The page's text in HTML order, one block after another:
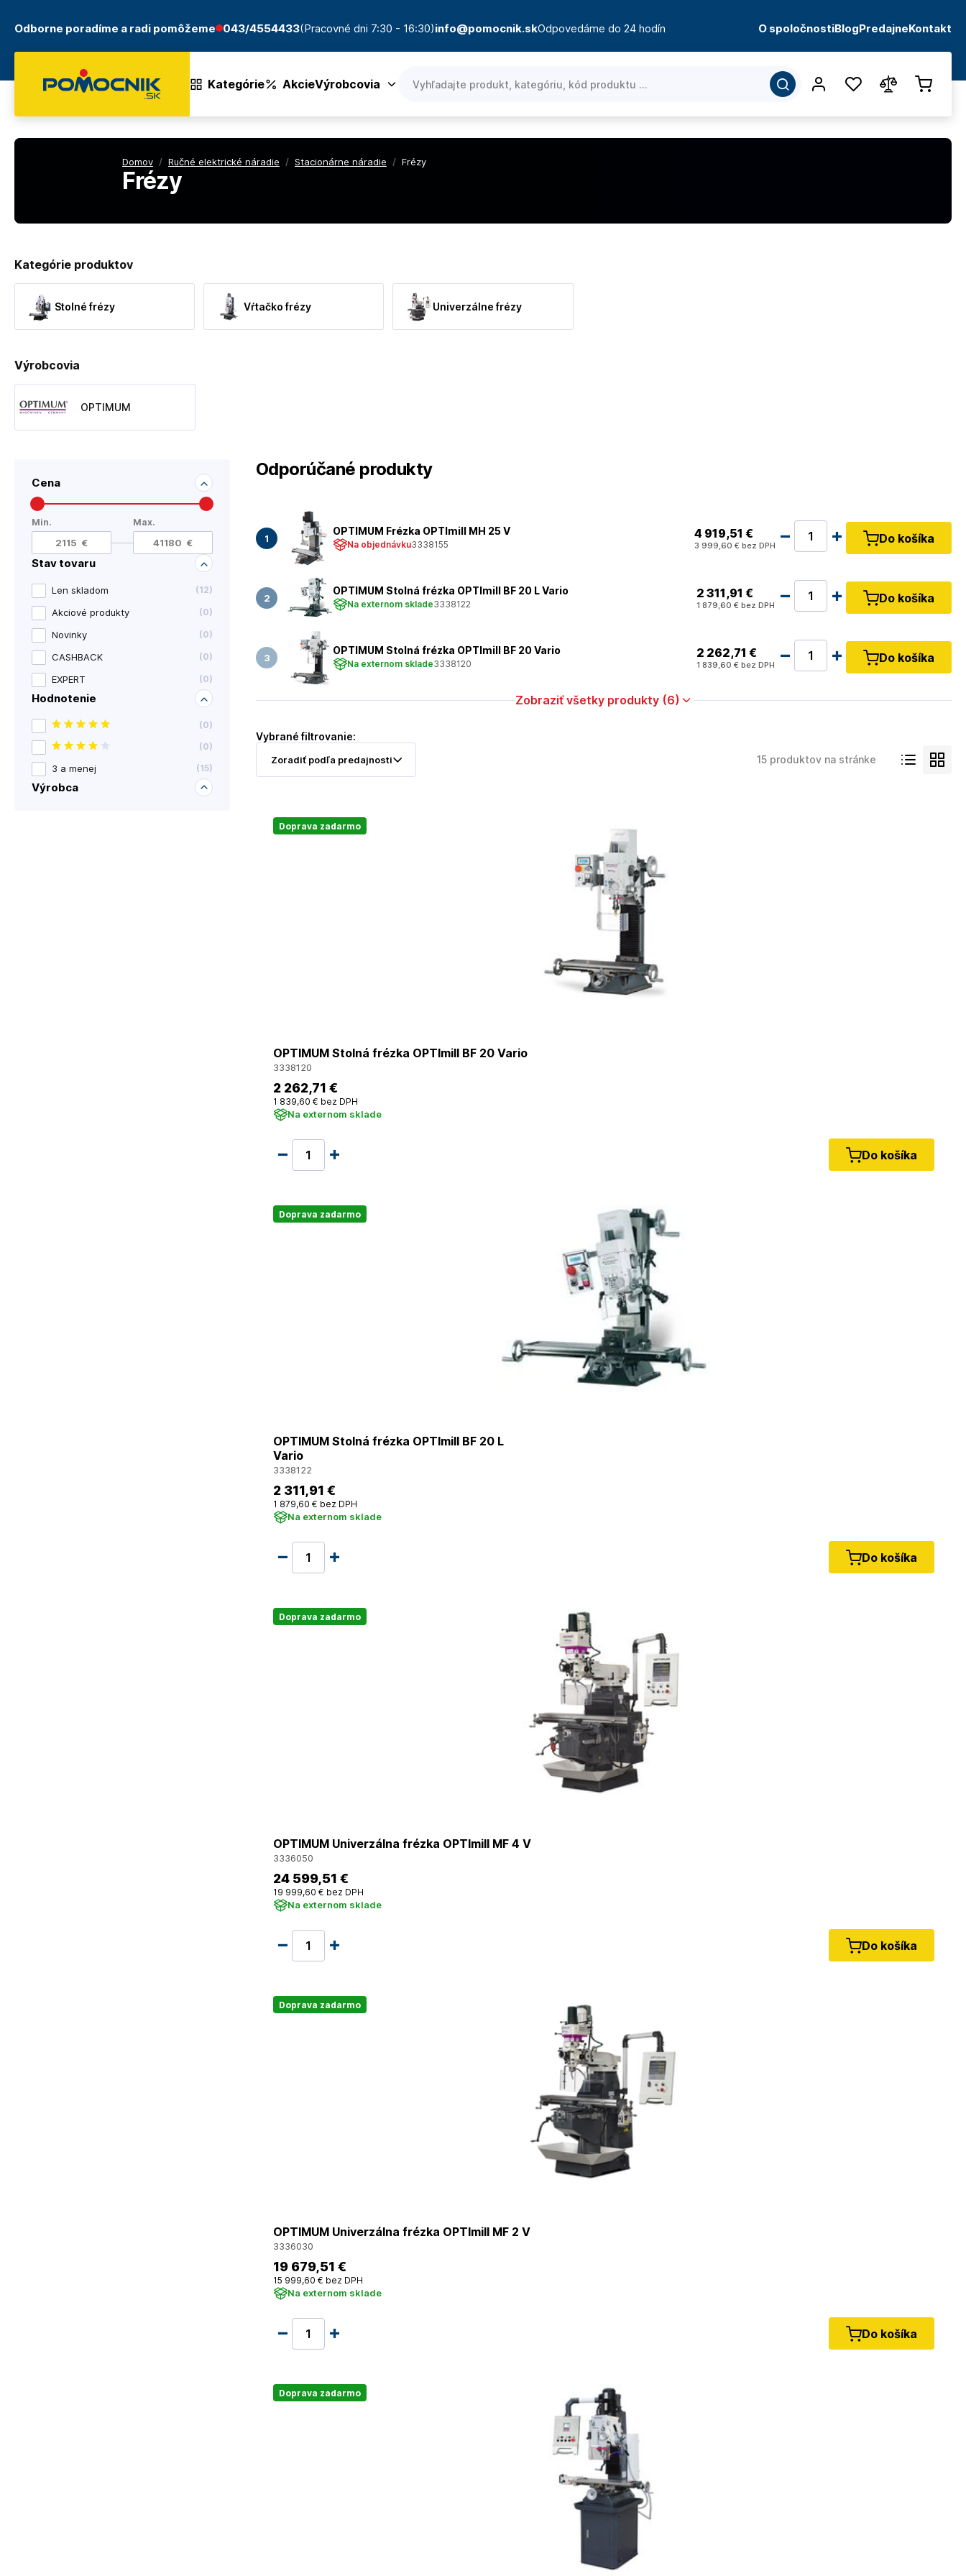
Odborne poradíme a radi pomôžeme 043/4554433(Pracovné dni 7:30 - 16:30)info@pomocnik.skOdpovedáme do 24 hodín O spoločnostiBlogPredajneKontakt
Kategórie AkcieVýrobcovia
Domov / Ručné elektrické náradie / Stacionárne náradie / Frézy
Frézy
Cena
Min. Max.
Stav tovaru
Len skladom (12)
Akciové produkty (0)
Novinky (0)
CASHBACK (0)
EXPERT (0)
Hodnotenie
(0)
(0)
3 a menej (15)
Výrobca
Kategórie produktov
Stolné frézy Vŕtačko frézy Univerzálne frézy
Výrobcovia
OPTIMUM
Odporúčané produkty
OPTIMUM Frézka OPTImill MH 25 V
Na objednávku3338155
4 919,51 €
3 999 ,60 € bez DPH Do košíka
OPTIMUM Stolná frézka OPTImill BF 20 L Vario
Na externom sklade3338122
2 311 ,91 €
1 879 ,60 € bez DPH Do košíka
OPTIMUM Stolná frézka OPTImill BF 20 Vario
Na externom sklade3338120
2 262,71 €
1 839 ,60 € bez DPH Do košíka
Zobraziť všetky produkty (6)
Vybrané filtrovanie:
15 produktov na stránke
Doprava zadarmo
OPTIMUM Stolná frézka OPTImill BF 20 Vario
3338120
2 262,71 €
1 839,60 € bez DPH
Na externom sklade
Do košíka
Doprava zadarmo
OPTIMUM Stolná frézka OPTImill BF 20 L
Vario
3338122
2 311,91 €
1 879,60 € bez DPH
Na externom sklade
Do košíka
Doprava zadarmo
OPTIMUM Univerzálna frézka OPTImill MF 4 V
3336050
24 599,51 €
19 999,60 € bez DPH
Na externom sklade
Do košíka
Doprava zadarmo
OPTIMUM Univerzálna frézka OPTImill MF 2 V
3336030
19 679,51 €
15 999,60 € bez DPH
Na externom sklade
Do košíka
Doprava zadarmo